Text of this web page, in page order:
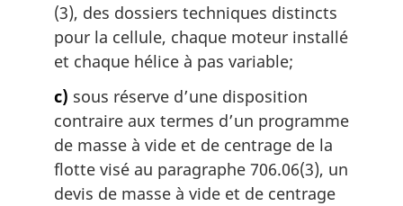
(3), des dossiers techniques distincts
pour la cellule, chaque moteur installé
et chaque hélice à pas variable;
c) sous réserve d’une disposition
contraire aux termes d’un programme
de masse à vide et de centrage de la
flotte visé au paragraphe 706.06(3), un
devis de masse à vide et de centrage